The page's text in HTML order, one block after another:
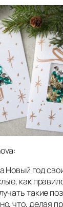
Новый год
как
такие
что, делая